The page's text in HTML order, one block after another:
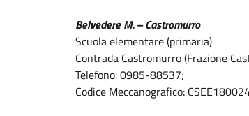
Belvedere M. – Castromurro
Scuola elementare (primaria)
Contrada Castromurro (Frazione
Telefono: 0985-88537;
Codice Meccanografico: